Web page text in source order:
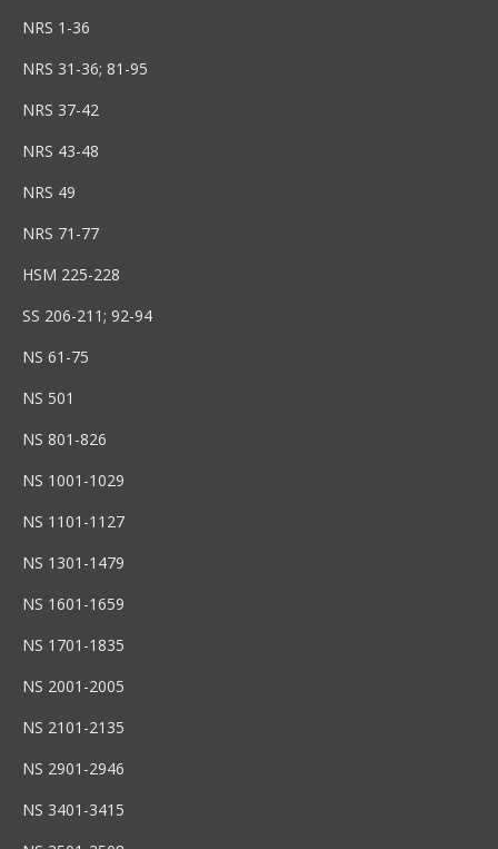
NRS 1-36
NRS 31-36; 81-95
NRS 37-42
NRS 43-48
NRS 49
NRS 71-77
HSM 225-228
SS 206-211; 92-94
NS 61-75
NS 501
NS 801-826
NS 1001-1029
NS 1101-1127
NS 1301-1479
NS 1601-1659
NS 1701-1835
NS 2001-2005
NS 2101-2135
NS 2901-2946
NS 3401-3415